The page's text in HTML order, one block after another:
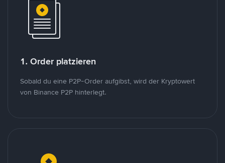
1. Order platzieren
Sobald du eine P2P-Order aufgibst, wird der Kryptowert
von Binance P2P hinterlegt.